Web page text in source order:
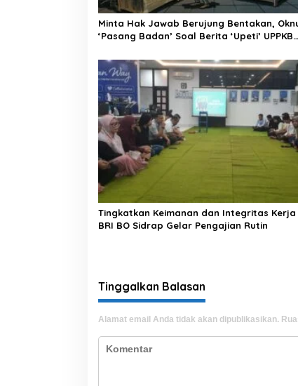
Minta Hak Jawab Berujung Bentakan,
‘Pasang Badan’ Soal Berita ‘Upeti’ UPPKB
Tingkatkan Keimanan dan Integritas Kerja
BRI BO Sidrap Gelar Pengajian Rutin
Tinggalkan Balasan
Alamat email Anda tidak akan dipublikasikan.